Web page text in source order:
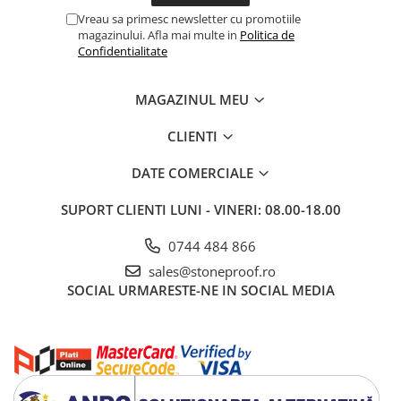
Vreau sa primesc newsletter cu promotiile
magazinului. Afla mai multe in Politica de
Confidentialitate
MAGAZINUL MEU
CLIENTI
DATE COMERCIALE
SUPORT CLIENTI LUNI - VINERI: 08.00-18.00
0744 484 866
sales@stoneproof.ro
SOCIAL URMARESTE-NE IN SOCIAL MEDIA